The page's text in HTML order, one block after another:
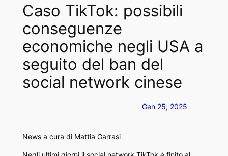
Caso TikTok: possibili
conseguenze
economiche negli USA a
seguito del ban del
social network cinese
Gen 25, 2025
News a cura di Mattia Garrasi